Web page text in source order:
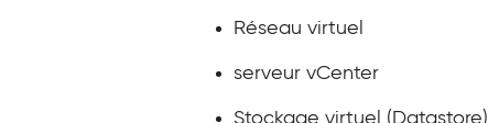
Réseau virtuel
serveur vCenter
Stockage virtuel (Datastore)